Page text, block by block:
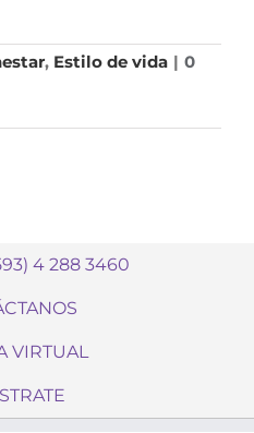
, Estilo de vida | 0
4 288 3460
VIRTUAL